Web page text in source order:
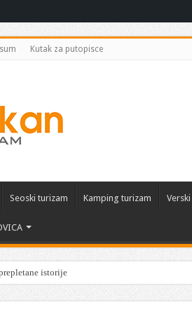
Kutak za putopisce
Seoski turizam Kamping turizam
istorije